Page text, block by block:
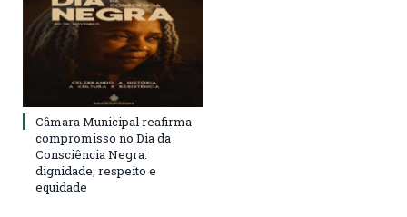
Câmara Municipal reafirma
compromisso no Dia da
Consciência Negra:
dignidade, respeito e
equidade